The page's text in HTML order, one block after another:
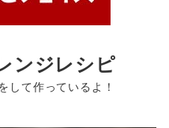
ンジレシピ
して作っているよ！